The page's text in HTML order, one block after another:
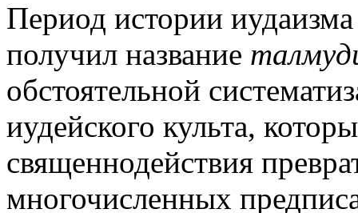
Период истории
получил название
обстоятельной
иудейского культа,
священнодействия
многочисленных